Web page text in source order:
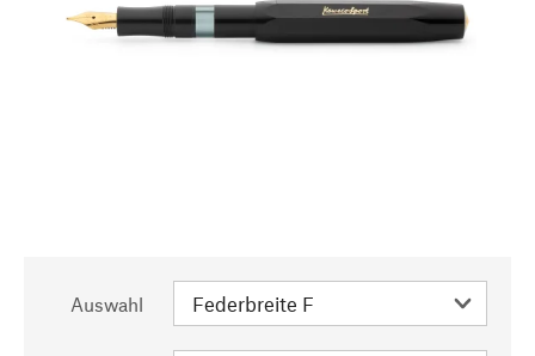
Auswahl